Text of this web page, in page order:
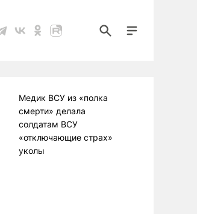
Медик ВСУ из «полка
смерти» делала
солдатам ВСУ
«отключающие страх»
уколы